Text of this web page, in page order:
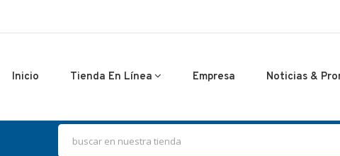
Inicio Tienda En Línea Empresa Noticias &